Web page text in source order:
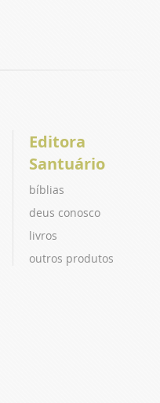
Editora
Santuário
bíblias
deus conosco
livros
outros produtos